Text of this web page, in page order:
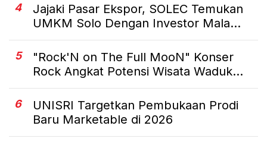
4
Jajaki Pasar Ekspor, SOLEC Temukan
UMKM Solo Dengan Investor Mala...
5
"Rock'N on The Full MooN" Konser
Rock Angkat Potensi Wisata Waduk...
6
UNISRI Targetkan Pembukaan Prodi
Baru Marketable di 2026